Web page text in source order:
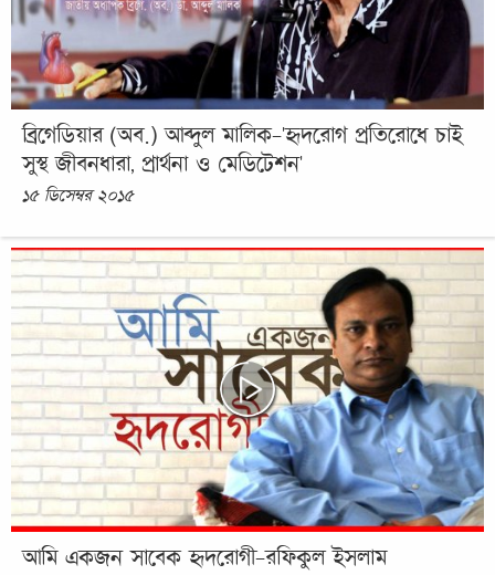
ব্রিগেডিয়ার (অব.) আব্দুল মালিক-'হৃদরোগ প্রতিরোধে চাই
সুস্থ জীবনধারা, প্রার্থনা ও মেডিটেশন'
১৫ ডিসেম্বর ২০১৫
আমি একজন সাবেক হৃদরোগী-রফিকুল ইসলাম